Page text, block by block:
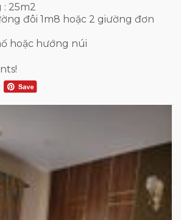
25m2
đôi 1m8 hoặc 2 giường đơn
hoặc hướng núi